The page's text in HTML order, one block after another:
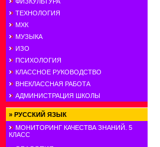
ТЕХНОЛОГИЯ
МХК
МУЗЫКА
ИЗО
ПСИХОЛОГИЯ
КЛАССНОЕ РУКОВОДСТВО
ВНЕКЛАССНАЯ РАБОТА
АДМИНИСТРАЦИЯ ШКОЛЫ
» РУССКИЙ ЯЗЫК
МОНИТОРИНГ КАЧЕСТВА ЗНАНИЙ. 5
КЛАСС